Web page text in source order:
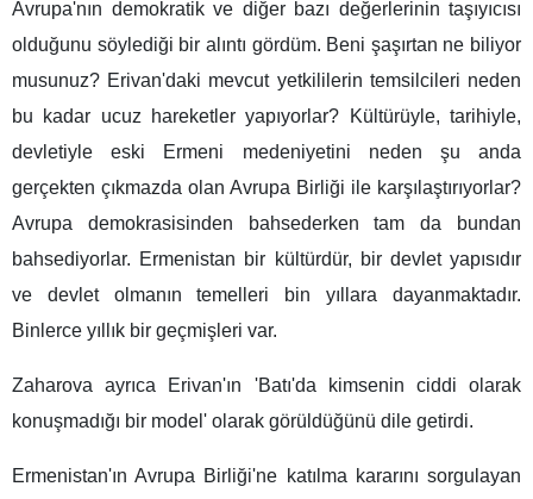
Avrupa'nın demokratik ve diğer bazı değerlerinin taşıyıcısı
olduğunu söylediği bir alıntı gördüm. Beni şaşırtan ne biliyor
musunuz? Erivan'daki mevcut yetkililerin temsilcileri neden
bu kadar ucuz hareketler yapıyorlar? Kültürüyle, tarihiyle,
devletiyle eski Ermeni medeniyetini neden şu anda
gerçekten çıkmazda olan Avrupa Birliği ile karşılaştırıyorlar?
Avrupa demokrasisinden bahsederken tam da bundan
bahsediyorlar. Ermenistan bir kültürdür, bir devlet yapısıdır
ve devlet olmanın temelleri bin yıllara dayanmaktadır.
Binlerce yıllık bir geçmişleri var.
Zaharova ayrıca Erivan'ın 'Batı'da kimsenin ciddi olarak
konuşmadığı bir model' olarak görüldüğünü dile getirdi.
Ermenistan'ın Avrupa Birliği'ne katılma kararını sorgulayan